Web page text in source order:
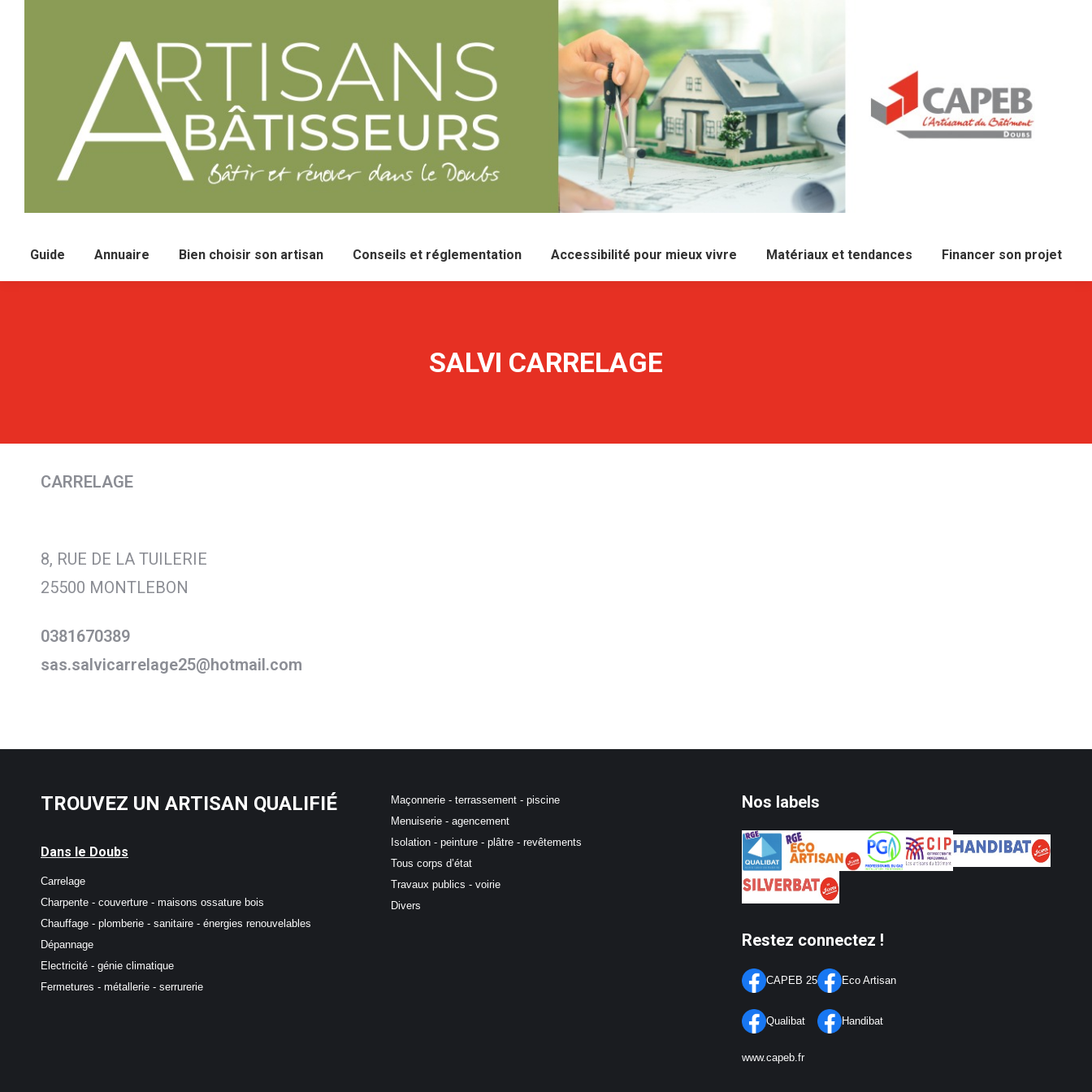
Guide Annuaire Bien choisir son artisan Conseils et réglementation Accessibilité pour mieux vivre Matériaux et tendances Financer son projet
SALVI CARRELAGE
CARRELAGE
8, RUE DE LA TUILERIE
25500 MONTLEBON
0381670389
sas.salvicarrelage25@hotmail.com
TROUVEZ UN ARTISAN QUALIFIÉ
Dans le Doubs
Carrelage
Charpente - couverture - maisons ossature bois
Chauffage - plomberie - sanitaire - énergies renouvelables
Dépannage
Electricité - génie climatique
Fermetures - métallerie - serrurerie
Maçonnerie - terrassement - piscine
Menuiserie - agencement
Isolation - peinture - plâtre - revêtements
Tous corps d’état
Travaux publics - voirie
Divers
Nos labels
Restez connectez !
CAPEB 25
Qualibat
Eco Artisan
Handibat
www.capeb.fr